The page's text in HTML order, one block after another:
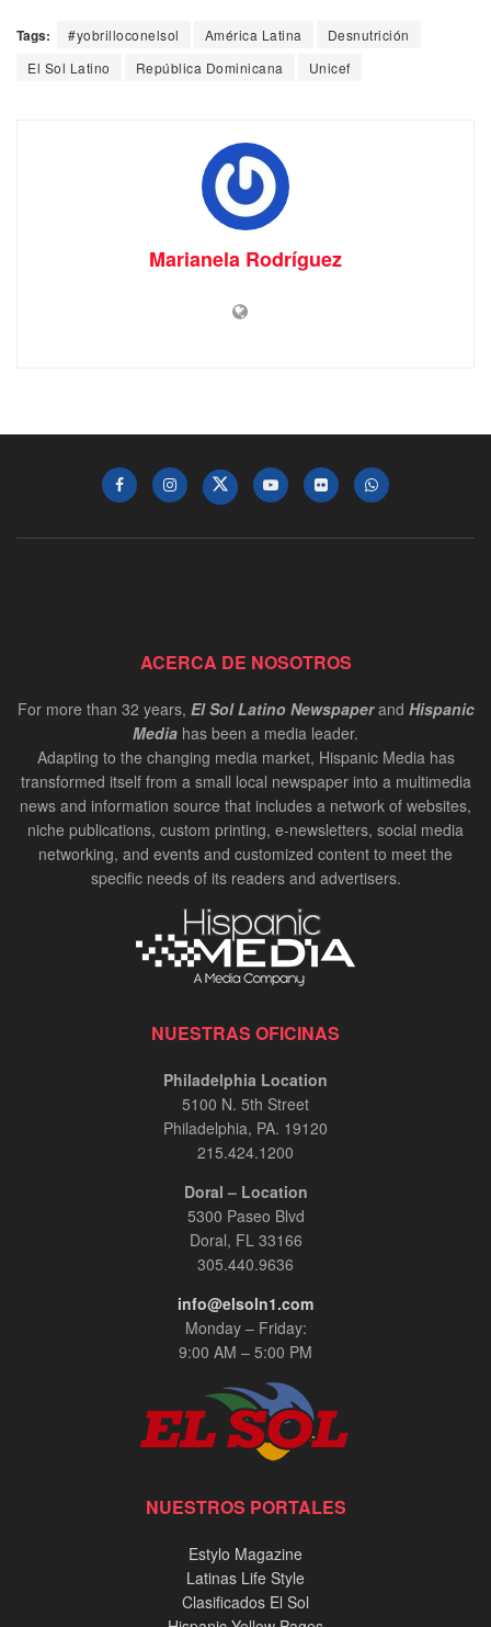
Tags: #yobrilloconelsol América Latina
Desnutrición
El Sol Latino
República Dominicana Unicef
Marianela Rodríguez
ACERCA DE NOSOTROS
For more than 32 years, El Sol Latino Newspaperand Hispanic
Media has been a media leader.
Adapting to the changing media market, Hispanic Media has
transformed itself from a small local newspaper into a multimedia
news and information source that includes a network of websites,
niche publications, custom printing, e-newsletters, social media
networking, and events and customized content to meet the
specific needs of its readers and advertisers.
NUESTRAS OFICINAS
Philadelphia Location
5100 N. 5th Street
Philadelphia, PA. 19120
215.424.1200
Doral – Location
5300 Paseo Blvd
Doral, FL 33166
305.440.9636
info@elsoln1.com
Monday – Friday:
9:00 AM – 5:00 PM
NUESTROS PORTALES
Estylo Magazine
Latinas Life Style
Clasificados El Sol